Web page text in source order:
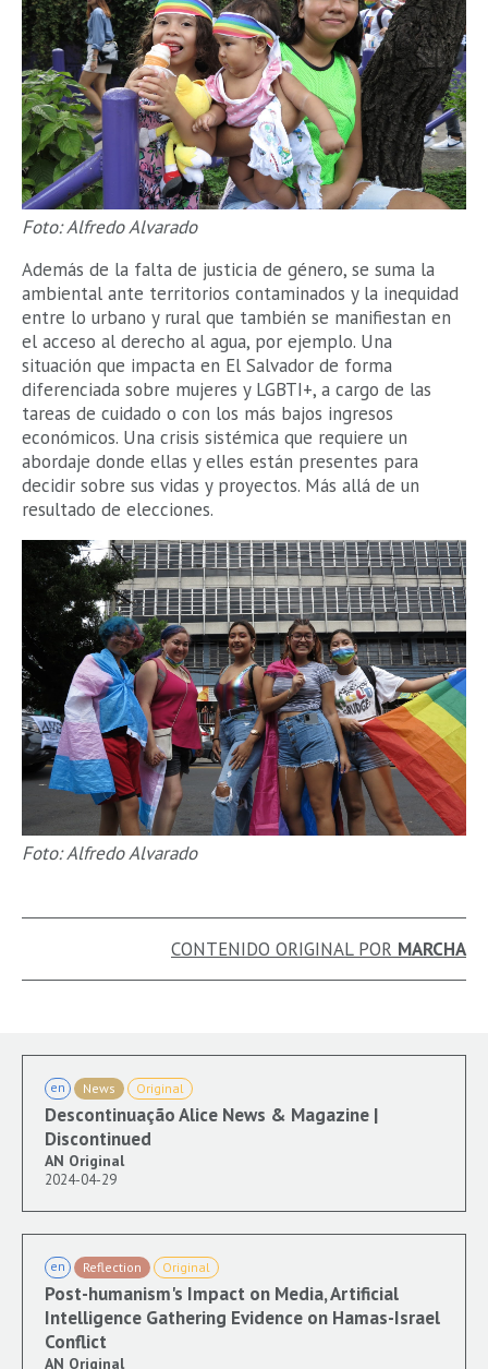
Foto: Alfredo Alvarado
Además de la falta de justicia de género, se suma la
ambiental ante territorios contaminados y la inequidad
entre lo urbano y rural que también se manifiestan en
el acceso al derecho al agua, por ejemplo. Una
situación que impacta en El Salvador de forma
diferenciada sobre mujeres y LGBTI+, a cargo de las
tareas de cuidado o con los más bajos ingresos
económicos. Una crisis sistémica que requiere un
abordaje donde ellas y elles están presentes para
decidir sobre sus vidas y proyectos. Más allá de un
resultado de elecciones.
Foto: Alfredo Alvarado
CONTENIDO ORIGINAL POR MARCHA
en News Original
Descontinuação Alice News & Magazine |
Discontinued
AN Original
2024-04-29
en Reflection Original
Post-humanism's Impact on Media, Artificial
Intelligence Gathering Evidence on Hamas-Israel
Conflict
AN Original